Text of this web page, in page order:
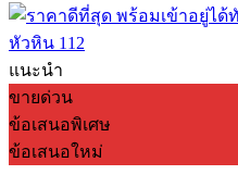
แนะนำ
ขายด่วน
ข้อเสนอพิเศษ
ข้อเสนอใหม่